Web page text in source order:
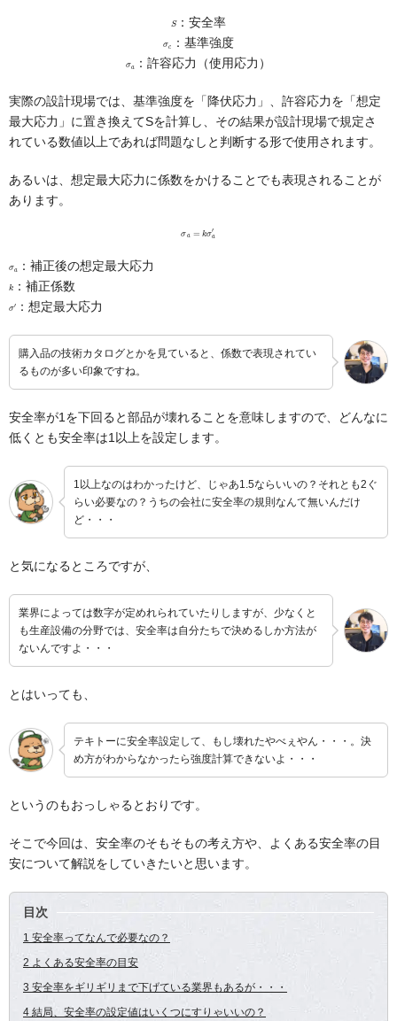
：安全率
：基準強度
：許容応力（使用応力）
実際の設計現場では、基準強度を「降伏応力」、許容応力を「想定
最大応力」に置き換えてSを計算し、その結果が設計現場で規定さ
れている数値以上であれば問題なしと判断する形で使用されます。
あるいは、想定最大応力に係数をかけることでも表現されることが
あります。
a =kσ
：補正後の想定最大応力
k：補正係数
：想定最大応力
購入品の技術カタログとかを見ていると、係数で表現されてい
るものが多い印象ですね。
安全率が1を下回ると部品が壊れることを意味しますので、どんなに
低くとも安全率は1以上を設定します。
1以上なのはわかったけど、じゃあ1.5ならいいの？それとも2ぐ
らい必要なの？うちの会社に安全率の規則なんて無いんだけ
ど・・・
と気になるところですが、
業界によっては数字が定めれられていたりしますが、少なくと
も生産設備の分野では、安全率は自分たちで決めるしか方法が
ないんですよ・・・
とはいっても、
テキトーに安全率設定して、もし壊れたやべぇやん・・・。決
め方がわからなかったら強度計算できないよ・・・
というのもおっしゃるとおりです。
そこで今回は、安全率のそもそもの考え方や、よくある安全率の目
安について解説をしていきたいと思います。
目次
1 安全率ってなんで必要なの？
2 よくある安全率の目安
3 安全率をギリギリまで下げている業界もあるが・・・
4 結局、安全率の設定値はいくつにすりゃいいの？